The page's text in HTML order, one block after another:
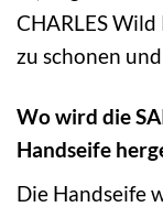
CHARLES
zu schonen
Wo wird die
Handseife
Die Handseife